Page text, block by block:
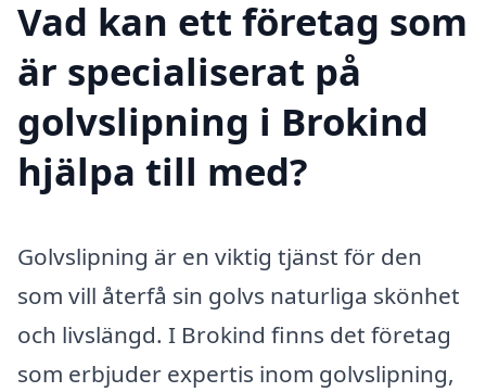
Vad kan ett företag som
är specialiserat på
golvslipning i Brokind
hjälpa till med?
Golvslipning är en viktig tjänst för den
som vill återfå sin golvs naturliga skönhet
och livslängd. I Brokind finns det företag
som erbjuder expertis inom golvslipning,